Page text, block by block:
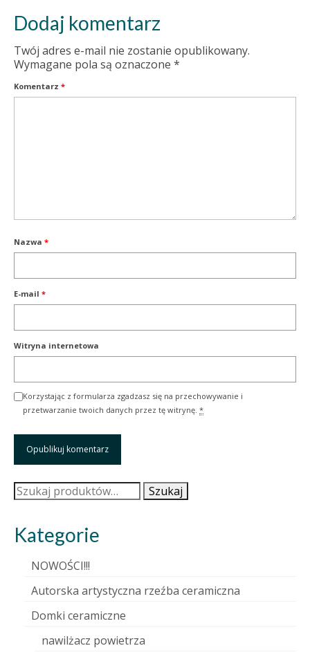
Dodaj komentarz
Twój adres e-mail nie zostanie opublikowany.
Wymagane pola są oznaczone *
Komentarz *
Nazwa *
E-mail *
Witryna internetowa
Korzystając z formularza zgadzasz się na przechowywanie i
przetwarzanie twoich danych przez tę witrynę. *
Szukaj: Szukaj
Kategorie
NOWOŚCI!!!
Autorska artystyczna rzeźba ceramiczna
Domki ceramiczne
nawilżacz powietrza